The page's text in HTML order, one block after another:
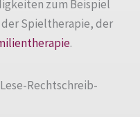
zum Beispiel
Spieltherapie, der
.
Rechtschreib-